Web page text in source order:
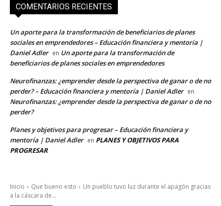
COMENTARIOS RECIENTES
Un aporte para la transformación de beneficiarios de planes
sociales en emprendedores – Educación financiera y mentoría |
Daniel Adler en Un aporte para la transformación de
beneficiarios de planes sociales en emprendedores
Neurofinanzas: ¿emprender desde la perspectiva de ganar o de no
perder? – Educación financiera y mentoría | Daniel Adler en
Neurofinanzas: ¿emprender desde la perspectiva de ganar o de no
perder?
Planes y objetivos para progresar – Educación financiera y
mentoría | Daniel Adler en PLANES Y OBJETIVOS PARA
PROGRESAR